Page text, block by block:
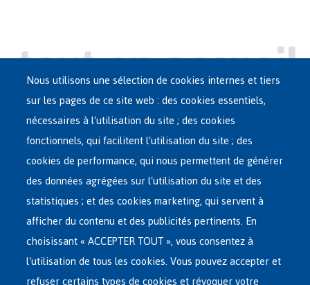
Main
French
Menu
ASILE EN BELGIQUE
RÉSEAU D'ACCUEIL
RETOUR VOLONTAIRE
INTERNATIONAL
À PROPOS DE FEDASIL
Nous utilisons une sélection de cookies internes et tiers
sur les pages de ce site web : des cookies essentiels,
nécessaires à l'utilisation du site ; des cookies
fonctionnels, qui facilitent l'utilisation du site ; des
cookies de performance, qui nous permettent de générer
des données agrégées sur l'utilisation du site et des
statistiques ; et des cookies marketing, qui servent à
afficher du contenu et des publicités pertinents. En
choisissant « ACCEPTER TOUT », vous consentez à
l'utilisation de tous les cookies. Vous pouvez accepter et